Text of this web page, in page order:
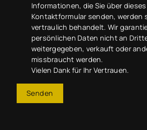
Informationen, die Sie über dieses
Kontaktformular senden, werden
vertraulich behandelt. Wir
persönlichen Daten nicht an
weitergegeben, verkauft oder
missbraucht werden.
Vielen Dank für Ihr Vertrauen.
Senden